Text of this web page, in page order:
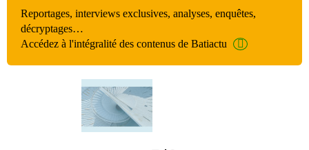
Reportages, interviews exclusives, analyses, enquêtes,
décryptages…
Accédez à l'intégralité des contenus de Batiactu